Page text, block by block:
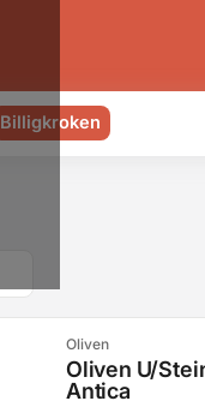
Billigkroken
Oliven
Oliven U/
Antica